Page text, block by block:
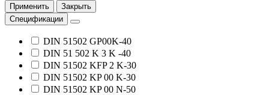
Применить
Закрыть
Спецификации
DIN 51502 GP00K-40
DIN 51 502 K 3 K -40
DIN 51502 KFP 2 K-30
DIN 51502 KP 00 K-30
DIN 51502 KP 00 N-50